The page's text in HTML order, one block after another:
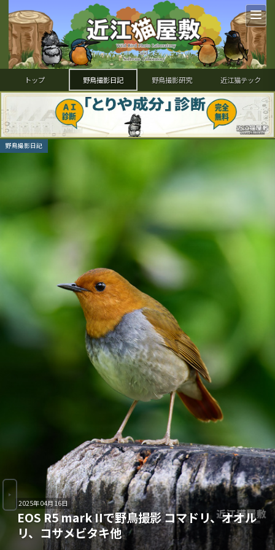
トップ 野鳥撮影日記 野鳥撮影研究 近江猫テック
野鳥撮影日記
2025年04月16日
EOS R5 mark IIで野鳥撮影 コマドリ、オオル
リ、コサメビタキ他